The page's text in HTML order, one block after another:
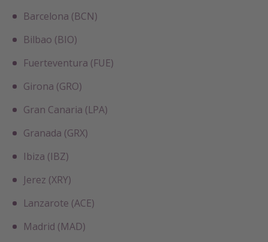
Barcelona (BCN)
Bilbao (BIO)
Fuerteventura (FUE)
Girona (GRO)
Gran Canaria (LPA)
Granada (GRX)
Ibiza (IBZ)
Jerez (XRY)
Lanzarote (ACE)
Madrid (MAD)